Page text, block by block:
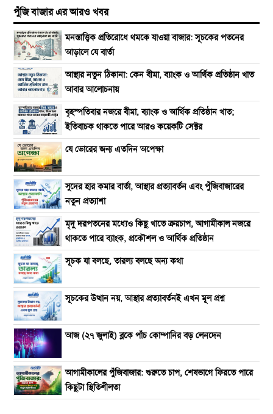
পুঁজি বাজার এর আরও খবর
​মনস্তাত্ত্বিক প্রতিরোধে থমকে যাওয়া বাজার: সূচকের পতনের
আড়ালে যে বার্তা
আস্থার নতুন ঠিকানা: কেন বীমা, ব্যাংক ও আর্থিক প্রতিষ্ঠান খাত
আবার আলোচনায়
বৃহস্পতিবার নজরে বীমা, ব্যাংক ও আর্থিক প্রতিষ্ঠান খাত;
ইতিবাচক থাকতে পারে আরও কয়েকটি সেক্টর
যে ভোরের জন্য এতদিন অপেক্ষা
সুদের হার কমার বার্তা, আস্থার প্রত্যাবর্তন এবং পুঁজিবাজারের
নতুন প্রত্যাশা
মৃদু দরপতনের মধ্যেও কিছু খাতে ক্রয়চাপ, আগামীকাল নজরে
থাকতে পারে ব্যাংক, প্রকৌশল ও আর্থিক প্রতিষ্ঠান
সূচক যা বলছে, তারল্য বলছে অন্য কথা
সূচকের উত্থান নয়, আস্থার প্রত্যাবর্তনই এখন মূল প্রশ্ন
আজ (২৭ জুলাই) ব্লকে পাঁচ কোম্পানির বড় লেনদেন
আগামীকালের পুঁজিবাজার: শুরুতে চাপ, শেষভাগে ফিরতে পারে
কিছুটা স্থিতিশীলতা